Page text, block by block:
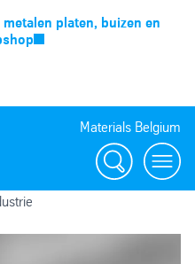
platen, buizen en
Materials Belgium
Zoeken Menu